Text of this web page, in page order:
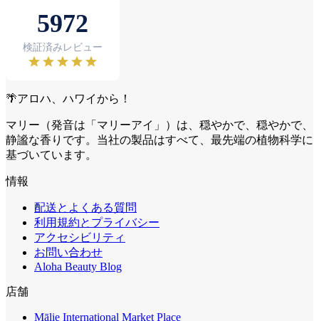
🌴アロハ、ハワイから！
マリー（発音は「マリーアイ」）は、穏やかで、穏やかで、
静謐な香りです。当社の製品はすべて、最先端の植物科学に
基づいています。
情報
配送とよくある質問
利用規約とプライバシー
アクセシビリティ
お問い合わせ
Aloha Beauty Blog
店舗
Mālie International Market Place